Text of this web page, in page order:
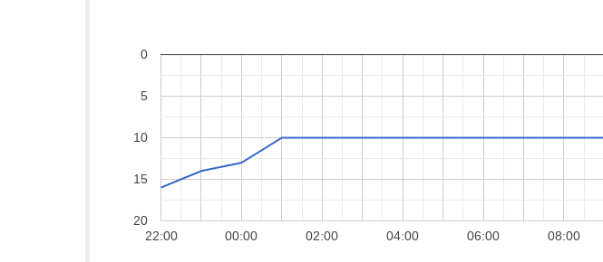
22:00 00:00 02:00 04:00 06:00 08:00
0
5
10
15
20